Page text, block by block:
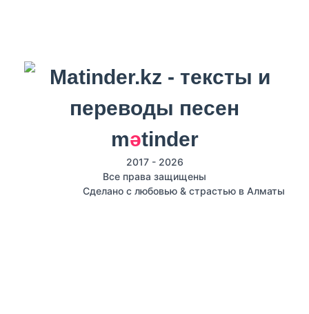
mәtinder
2017 - 2026
Все права защищены
Сделано с любовью & страстью в Алматы